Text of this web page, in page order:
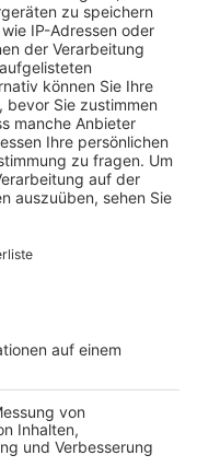
ihre
wohl
die für die Wahl
zu